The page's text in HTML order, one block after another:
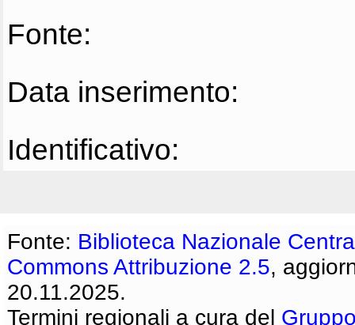
Fonte:
Data inserimento:
Identificativo:
Fonte: Biblioteca Nazionale
Commons Attribuzione 2.5,
20.11.2025.
Termini regionali a cura del